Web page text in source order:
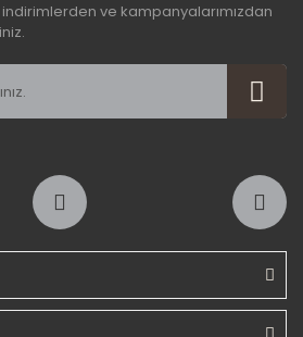
ve kampanyalarımızdan